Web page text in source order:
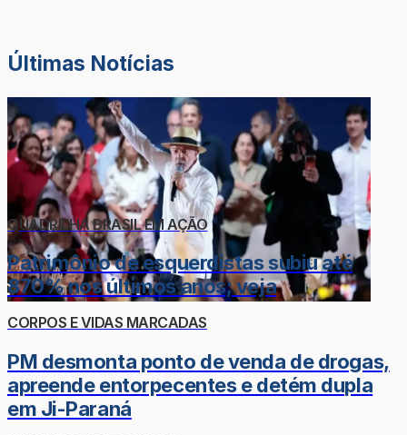
Últimas Notícias
QUADRILHA BRASIL EM AÇÃO
Patrimônio de esquerdistas subiu até
870% nos últimos anos; veja
CORPOS E VIDAS MARCADAS
PM desmonta ponto de venda de drogas,
apreende entorpecentes e detém dupla
em Ji-Paraná